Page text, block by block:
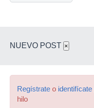
NUEVO POST ×
Regístrate o identifícate
hilo